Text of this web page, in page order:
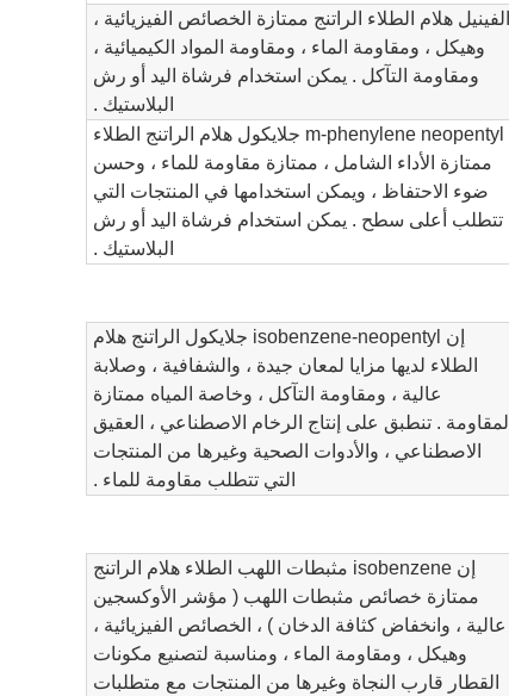
الفينيل هلام الطلاء الراتنج ممتازة الخصائص الفيزيائية ،
وهيكل ، ومقاومة الماء ، ومقاومة المواد الكيميائية ،
ومقاومة التآكل . يمكن استخدام فرشاة اليد أو رش
البلاستيك .
m-phenylene neopentyl جلايكول هلام الراتنج الطلاء
ممتازة الأداء الشامل ، ممتازة مقاومة للماء ، وحسن
ضوء الاحتفاظ ، ويمكن استخدامها في المنتجات التي
تتطلب أعلى سطح . يمكن استخدام فرشاة اليد أو رش
البلاستيك .
إن isobenzene-neopentyl جلايكول الراتنج هلام
الطلاء لديها مزايا لمعان جيدة ، والشفافية ، وصلابة
عالية ، ومقاومة التآكل ، وخاصة المياه ممتازة
المقاومة . تنطبق على إنتاج الرخام الاصطناعي ، العقيق
الاصطناعي ، والأدوات الصحية وغيرها من المنتجات
التي تتطلب مقاومة للماء .
إن isobenzene مثبطات اللهب الطلاء هلام الراتنج
ممتازة خصائص مثبطات اللهب ( مؤشر الأوكسجين
عالية ، وانخفاض كثافة الدخان ) ، الخصائص الفيزيائية ،
وهيكل ، ومقاومة الماء ، ومناسبة لتصنيع مكونات
القطار قارب النجاة وغيرها من المنتجات مع متطلبات